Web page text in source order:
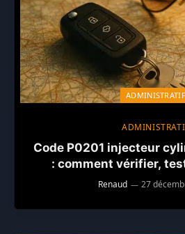
ADMINISTRATIF
Code P0201 injecteur
: comment vérifier,
Renaud 27